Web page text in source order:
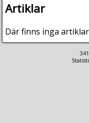
Artiklar
Där finns inga